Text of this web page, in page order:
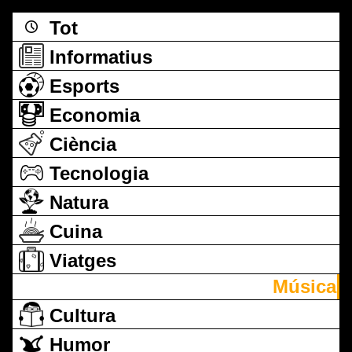
Tot
Informatius
Esports
Economia
Ciència
Tecnologia
Natura
Cuina
Viatges
Música
Cultura
Humor